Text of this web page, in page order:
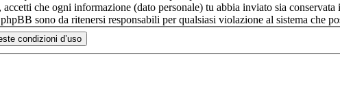
che ogni informazione (dato personale) tu abbia inviato sia
sono da ritenersi responsabili per qualsiasi violazione al sistema che